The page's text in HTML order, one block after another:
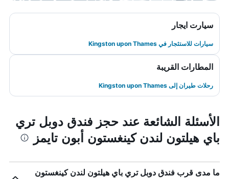
سيارت ايجار
سيارات للاستئجار في Kingston upon Thames
المطارات القريبة
رحلات طيران إلى Kingston upon Thames
الأسئلة الشائعة عند حجز فندق دوبل تري
باي هيلتون لندن كينغستون أبون تايمز
ما مدى قرب فندق دوبل تري باي هيلتون لندن كينغستون